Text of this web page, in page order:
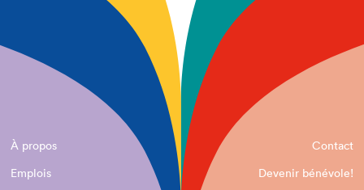
À propos
Contact
Emplois
Devenir bénévole!